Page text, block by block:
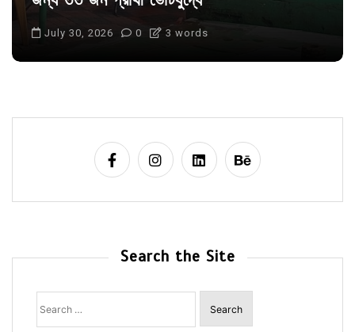
July 30, 2026 0 3 words
Search the Site
Search
for: